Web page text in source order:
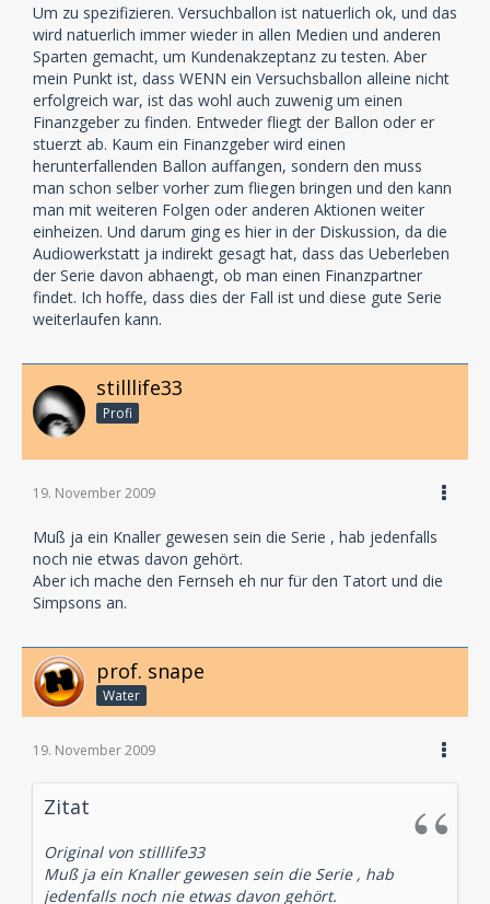
Um zu spezifizieren. Versuchballon ist natuerlich ok, und das
wird natuerlich immer wieder in allen Medien und anderen
Sparten gemacht, um Kundenakzeptanz zu testen. Aber
mein Punkt ist, dass WENN ein Versuchsballon alleine nicht
erfolgreich war, ist das wohl auch zuwenig um einen
Finanzgeber zu finden. Entweder fliegt der Ballon oder er
stuerzt ab. Kaum ein Finanzgeber wird einen
herunterfallenden Ballon auffangen, sondern den muss
man schon selber vorher zum fliegen bringen und den kann
man mit weiteren Folgen oder anderen Aktionen weiter
einheizen. Und darum ging es hier in der Diskussion, da die
Audiowerkstatt ja indirekt gesagt hat, dass das Ueberleben
der Serie davon abhaengt, ob man einen Finanzpartner
findet. Ich hoffe, dass dies der Fall ist und diese gute Serie
weiterlaufen kann.
stilllife33
Profi
19. November 2009
Muß ja ein Knaller gewesen sein die Serie , hab jedenfalls
noch nie etwas davon gehört.
Aber ich mache den Fernseh eh nur für den Tatort und die
Simpsons an.
prof. snape
Water
19. November 2009
Zitat
Original von stilllife33
Muß ja ein Knaller gewesen sein die Serie , hab
jedenfalls noch nie etwas davon gehört.